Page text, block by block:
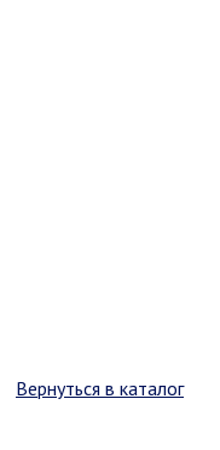
Вернуться в каталог